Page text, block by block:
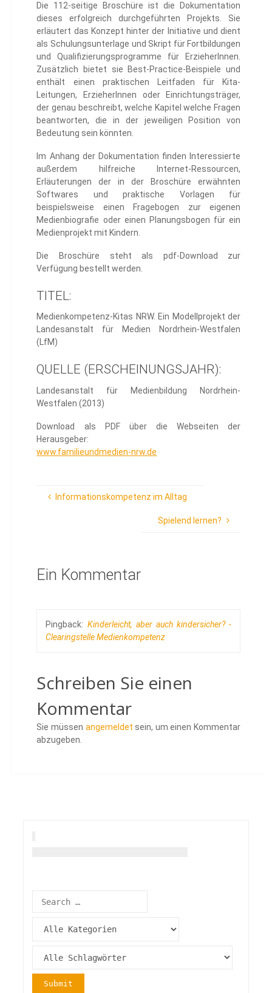
Die 112-seitige Broschüre ist die Dokumentation
dieses erfolgreich durchgeführten Projekts. Sie
erläutert das Konzept hinter der Initiative und dient
als Schulungsunterlage und Skript für Fortbildungen
und Qualifizierungsprogramme für ErzieherInnen.
Zusätzlich bietet sie Best-Practice-Beispiele und
enthält einen praktischen Leitfaden für Kita-
Leitungen, ErzieherInnen oder Einrichtungsträger,
der genau beschreibt, welche Kapitel welche Fragen
beantworten, die in der jeweiligen Position von
Bedeutung sein könnten.
Im Anhang der Dokumentation finden Interessierte
außerdem hilfreiche Internet-Ressourcen,
Erläuterungen der in der Broschüre erwähnten
Softwares und praktische Vorlagen für
beispielsweise einen Fragebogen zur eigenen
Medienbiografie oder einen Planungsbogen für ein
Medienprojekt mit Kindern.
Die Broschüre steht als pdf-Download zur
Verfügung bestellt werden.
TITEL:
Medienkompetenz-Kitas NRW. Ein Modellprojekt der
Landesanstalt für Medien Nordrhein-Westfalen
(LfM)
QUELLE (ERSCHEINUNGSJAHR):
Landesanstalt für Medienbildung Nordrhein-
Westfalen (2013)
Download als PDF über die Webseiten der
Herausgeber:
www.familieundmedien-nrw.de
Informationskompetenz im Alltag
Spielend lernen?
Ein Kommentar
Pingback: Kinderleicht, aber auch kindersicher? -
Clearingstelle Medienkompetenz
Schreiben Sie einen
Kommentar
Sie müssen angemeldet sein, um einen Kommentar
abzugeben.